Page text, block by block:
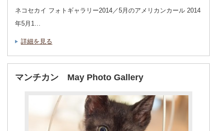
ネコセカイ フォトギャラリー2014／5月のアメリカンカール 2014
年5月1…
詳細を見る
マンチカン May Photo Gallery